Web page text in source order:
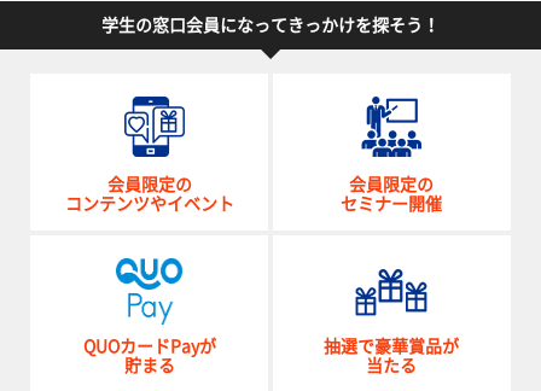
学生の窓口会員になってきっかけを探そう！
会員限定の
コンテンツやイベント
会員限定の
セミナー開催
QUOカードPayが
貯まる
抽選で豪華賞品が
当たる